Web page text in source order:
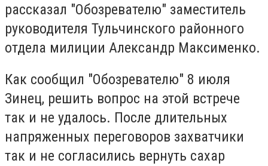
рассказал "Обозревателю" заместитель
руководителя Тульчинского районного
отдела милиции Александр Максименко.
Как сообщил "Обозревателю" 8 июля
Зинец, решить вопрос на этой встрече
так и не удалось. После длительных
напряженных переговоров захватчики
так и не согласились вернуть сахар